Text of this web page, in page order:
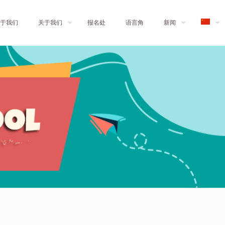
我们 关于我们 报名处 语言角 新闻